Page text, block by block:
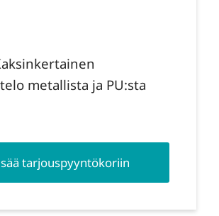
metallista ja PU:sta
tarjouspyyntökoriin